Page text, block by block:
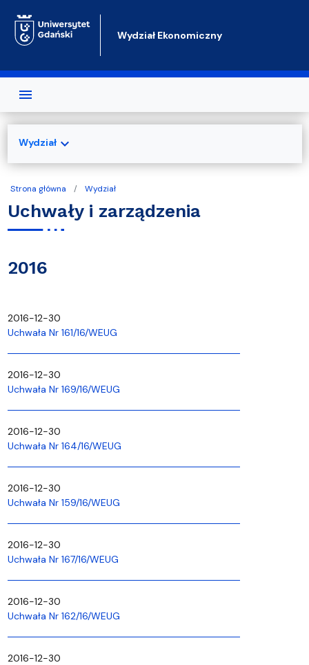
Wydział Ekonomiczny
Strona główna Wydział
Uchwały i zarządzenia
2016
2016-12-30
Uchwała Nr 161/16/WEUG
2016-12-30
Uchwała Nr 169/16/WEUG
2016-12-30
Uchwała Nr 164/16/WEUG
2016-12-30
Uchwała Nr 159/16/WEUG
2016-12-30
Uchwała Nr 167/16/WEUG
2016-12-30
Uchwała Nr 162/16/WEUG
2016-12-30
Wydziałexpand_more